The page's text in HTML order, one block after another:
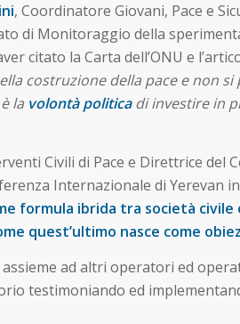
, Coordinatore Giovani, Pace e
di Monitoraggio della
citato la Carta dell’ONU e
costruzione della pace e non
la volontà politicadi investire in
Civili di Pace e Direttrice del
Internazionale di
formula ibrida tra società
quest’ultimo nasce come
ad altri operatori ed
testimoniando ed